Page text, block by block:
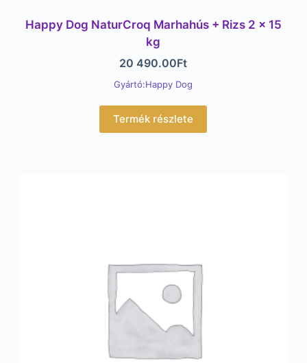
Happy Dog NaturCroq Marhahús + Rizs 2 x 15
kg
20 490.00Ft
Gyártó:Happy Dog
Termék részlete